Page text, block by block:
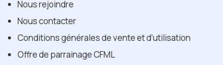
Nous rejoindre
Nous contacter
Conditions générales de vente et d’utilisation
Offre de parrainage CFML